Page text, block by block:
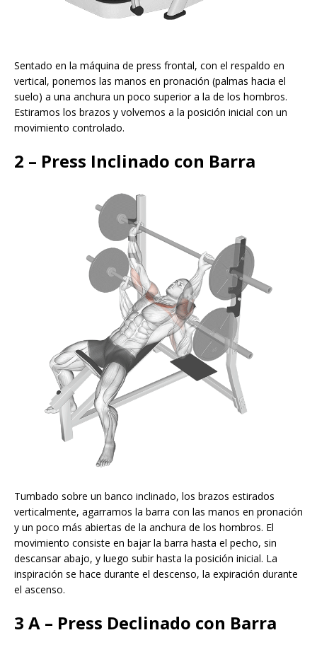
Sentado en la máquina de press frontal, con el respaldo en
vertical, ponemos las manos en pronación (palmas hacia el
suelo) a una anchura un poco superior a la de los hombros.
Estiramos los brazos y volvemos a la posición inicial con un
movimiento controlado.
2 – Press Inclinado con Barra
Tumbado sobre un banco inclinado, los brazos estirados
verticalmente, agarramos la barra con las manos en pronación
y un poco más abiertas de la anchura de los hombros. El
movimiento consiste en bajar la barra hasta el pecho, sin
descansar abajo, y luego subir hasta la posición inicial​. La
inspiración se hace durante el descenso, la expiración durante
el ascenso.
3 A – Press Declinado con Barra